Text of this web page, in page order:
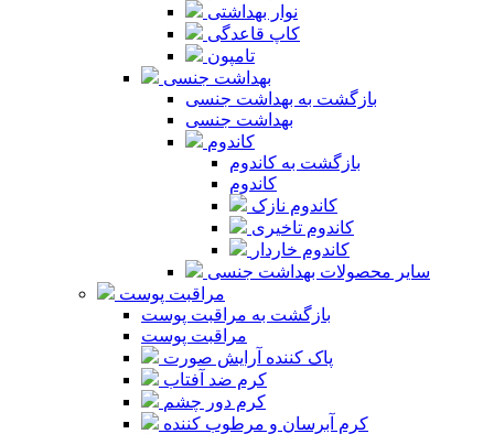
نوار بهداشتی
کاپ قاعدگی
تامپون
بهداشت جنسی
بازگشت به بهداشت جنسی
بهداشت جنسی
کاندوم
بازگشت به کاندوم
کاندوم
کاندوم نازک
کاندوم تاخیری
کاندوم خاردار
سایر محصولات بهداشت جنسی
مراقبت پوست
بازگشت به مراقبت پوست
مراقبت پوست
پاک کننده آرایش صورت
کرم ضد آفتاب
کرم دور چشم
کرم آبرسان و مرطوب کننده